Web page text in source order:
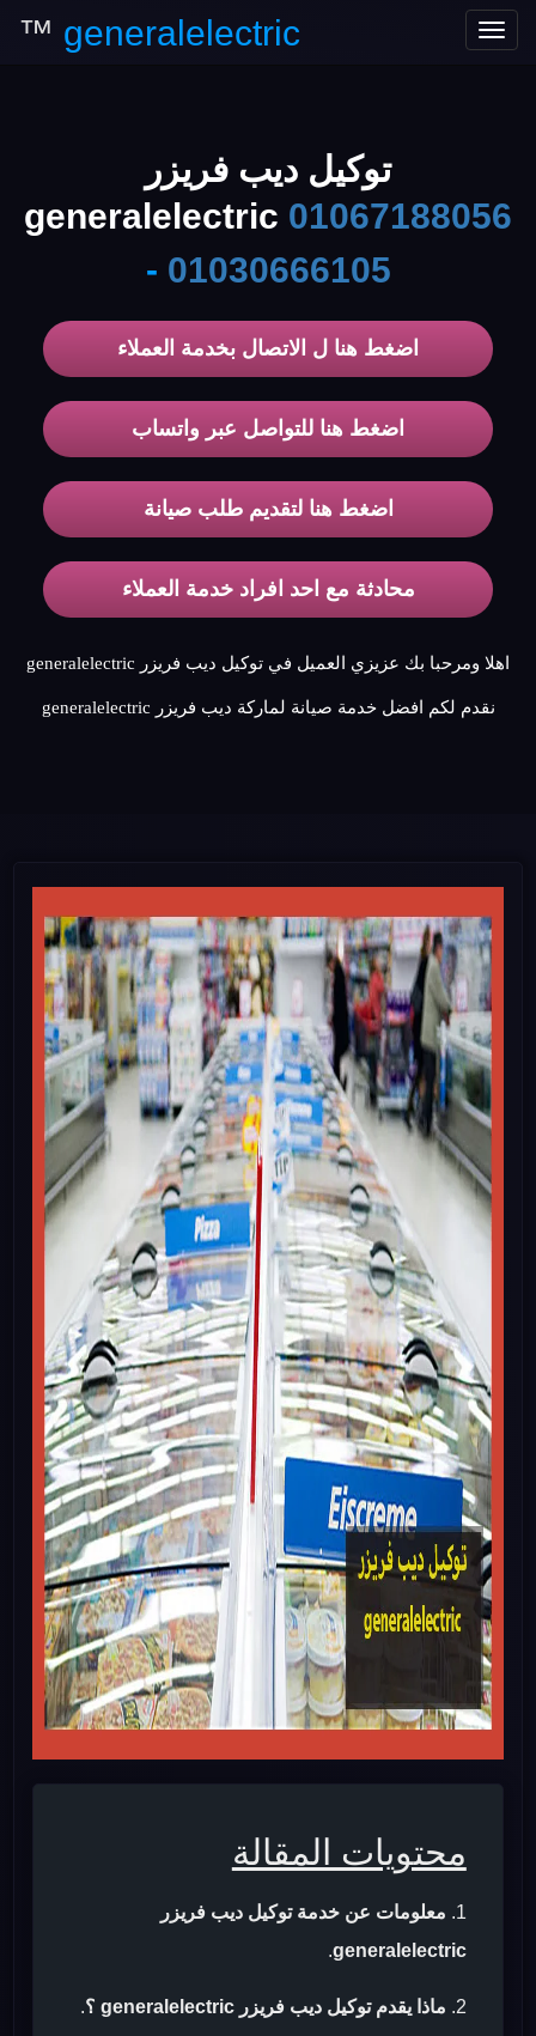
Toggle
generalelectric
™
توكيل ديب فريزر
generalelectric 01067188056
- 01030666105
اضغط هنا ل الاتصال بخدمة العملاء
اضغط هنا للتواصل عبر واتساب
اضغط هنا لتقديم طلب صيانة
محادثة مع احد افراد خدمة العملاء
اهلا ومرحبا بك عزيزي العميل في توكيل ديب فريزر generalelectric
نقدم لكم افضل خدمة صيانة لماركة ديب فريزر generalelectric
محتويات المقالة
معلومات عن خدمة توكيل ديب فريزر
generalelectric
.
ماذا يقدم توكيل ديب فريزر generalelectric ؟ .